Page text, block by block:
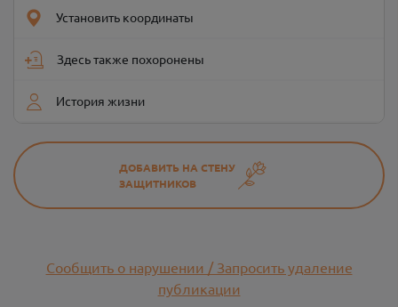
Установить координаты
Здесь также похоронены
История жизни
ДОБАВИТЬ НА СТЕНУ
ЗАЩИТНИКОВ
Сообщить о нарушении / Запросить удаление
публикации